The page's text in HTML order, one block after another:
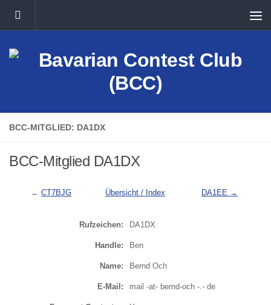
Unter dem Inhalt
BCC-MITGLIED: DA1DX
BCC-Mitglied DA1DX
← CT7BJG Übersicht / Index DA1EE →
Rufzeichen: DA1DX
Handle: Ben
Name: Bernd Och
E-Mail: mail -at- bernd-och -.- de